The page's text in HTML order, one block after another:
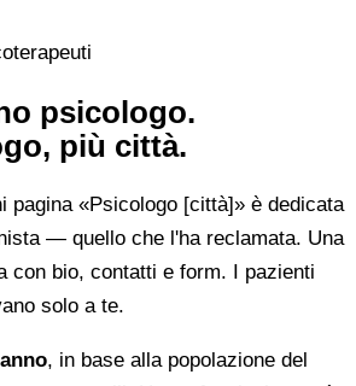
psicologo.
più città.
pagina «Psicologo [città]» è dedicata
— quello che l'ha reclamata. Una
con bio, contatti e form. I pazienti
solo a te.
, in base alla popolazione del